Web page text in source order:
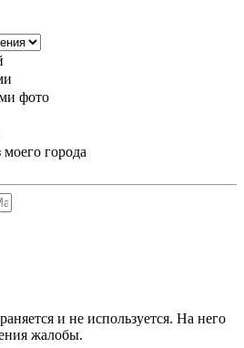
фото
города
и не используется. На него
жалобы.